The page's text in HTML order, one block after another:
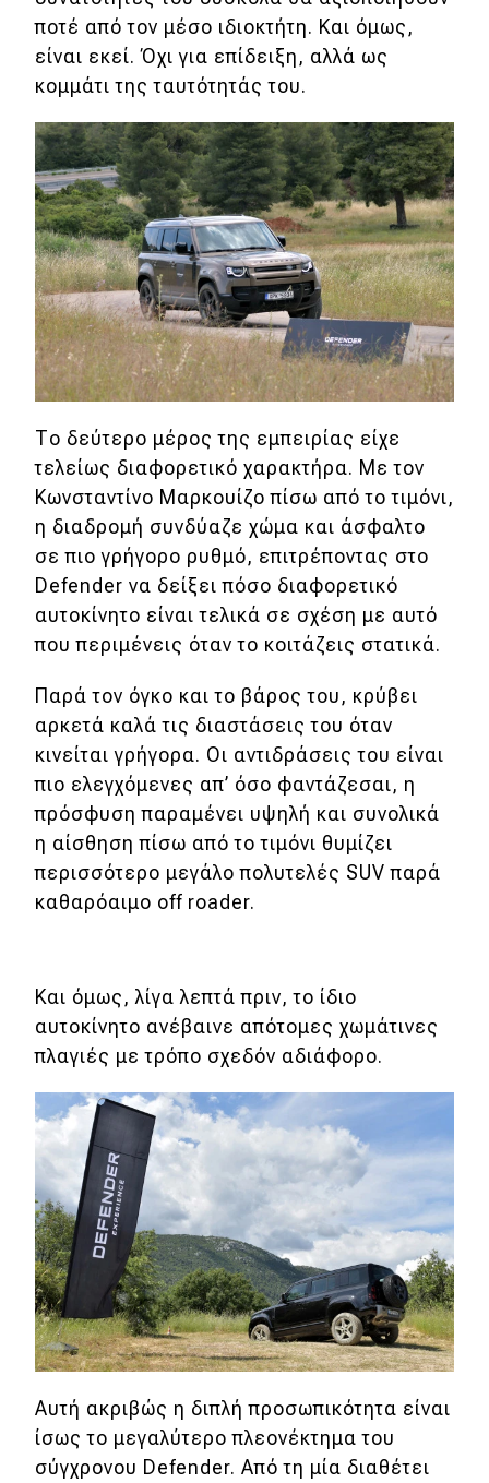
ποτέ από τον μέσο ιδιοκτήτη. Και όμως,
είναι εκεί. Όχι για επίδειξη, αλλά ως
κομμάτι της ταυτότητάς του.
Το δεύτερο μέρος της εμπειρίας είχε
τελείως διαφορετικό χαρακτήρα. Με τον
Κωνσταντίνο Μαρκουίζο πίσω από το τιμόνι,
η διαδρομή συνδύαζε χώμα και άσφαλτο
σε πιο γρήγορο ρυθμό, επιτρέποντας στο
Defender να δείξει πόσο διαφορετικό
αυτοκίνητο είναι τελικά σε σχέση με αυτό
που περιμένεις όταν το κοιτάζεις στατικά.
Παρά τον όγκο και το βάρος του, κρύβει
αρκετά καλά τις διαστάσεις του όταν
κινείται γρήγορα. Οι αντιδράσεις του είναι
πιο ελεγχόμενες απ’ όσο φαντάζεσαι, η
πρόσφυση παραμένει υψηλή και συνολικά
η αίσθηση πίσω από το τιμόνι θυμίζει
περισσότερο μεγάλο πολυτελές SUV παρά
καθαρόαιμο off roader.
Και όμως, λίγα λεπτά πριν, το ίδιο
αυτοκίνητο ανέβαινε απότομες χωμάτινες
πλαγιές με τρόπο σχεδόν αδιάφορο.
Αυτή ακριβώς η διπλή προσωπικότητα είναι
ίσως το μεγαλύτερο πλεονέκτημα του
σύγχρονου Defender. Από τη μία διαθέτει